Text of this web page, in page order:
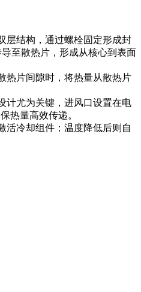
层结构，通过螺栓固定形成封
至散热片，形成从核心到表面
热片间隙时，将热量从散热片
计尤为关键，进风口设置在电
热量高效传递。
冷却组件；温度降低后则自